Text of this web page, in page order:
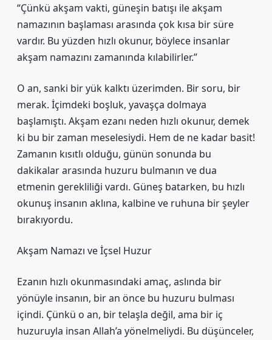
“Çünkü akşam vakti, güneşin batışı ile akşam
namazının başlaması arasında çok kısa bir süre
vardır. Bu yüzden hızlı okunur, böylece insanlar
akşam namazını zamanında kılabilirler.”
O an, sanki bir yük kalktı üzerimden. Bir soru, bir
merak. İçimdeki boşluk, yavaşça dolmaya
başlamıştı. Akşam ezanı neden hızlı okunur, demek
ki bu bir zaman meselesiydi. Hem de ne kadar basit!
Zamanın kısıtlı olduğu, günün sonunda bu
dakikalar arasında huzuru bulmanın ve dua
etmenin gerekliliği vardı. Güneş batarken, bu hızlı
okunuş insanın aklına, kalbine ve ruhuna bir şeyler
bırakıyordu.
Akşam Namazı ve İçsel Huzur
Ezanın hızlı okunmasındaki amaç, aslında bir
yönüyle insanın, bir an önce bu huzuru bulması
içindi. Çünkü o an, bir telaşla değil, ama bir iç
huzuruyla insan Allah’a yönelmeliydi. Bu düşünceler,